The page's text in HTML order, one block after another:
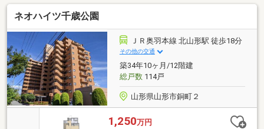
園をはじめ、荘内病院、市役所、エスモールなど生活
に欠かせない施設が徒歩圏内に揃う便利な立地。日々
の暮らしはもちろん、休日も快適に過ごせます。さら
に、ラウンジ・ゲストルーム・コワーキングルーム・
フィットネスルーム・カラオケルームなど、多彩な共
用施設を完備。ホテルライクな住環境で、毎日の暮ら
しをより豊かに彩ります。人気の分譲マンションにつ
き、お問い合わせはお早めに。
ネオハイツ千歳公園
ＪＲ奥羽本線 北山形駅 徒歩18分
その他の交通
築34年10ヶ月/12階建
総戸数114戸
山形県山形市銅町２
1,250万円